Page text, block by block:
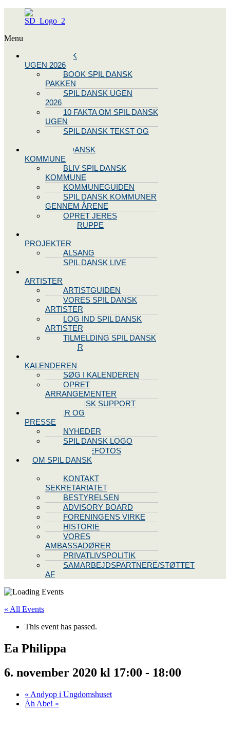
Menu
SPIL DANSK
UGEN 2026
BOOK SPIL DANSK
PAKKEN
SPIL DANSK UGEN
2026
10 FAKTA OM SPIL DANSK
UGEN
SPIL DANSK TEKST OG
BLIV SPIL DANSK
KOMMUNE
BLIV SPIL DANSK
KOMMUNE
KOMMUNEGUIDEN
SPIL DANSK KOMMUNER
GENNEM ÅRENE
OPRET JERES
STYREGRUPPE
PROJEKTER
ALSANG
SPIL DANSK LIVE
ARTISTER
ARTISTGUIDEN
VORES SPIL DANSK
ARTISTER
LOG IND SPIL DANSK
ARTISTER
TILMELDING SPIL DANSK
ARTISTER
KALENDEREN
SØG I KALENDEREN
OPRET
ARRANGEMENTER
TEKNISK SUPPORT
NYHEDER OG
PRESSE
NYHEDER
SPIL DANSK LOGO
PRESSEFOTOS
OM SPIL DANSK
KONTAKT
SEKRETARIATET
BESTYRELSEN
ADVISORY BOARD
FORENINGENS VIRKE
HISTORIE
VORES
AMBASSADØRER
PRIVATLIVSPOLITIK
SAMARBEJDSPARTNERE/STØTTET
AF
« All Events
This event has passed.
Ea Philippa
6. november 2020 kl 17:00 - 18:00
« Andyop i Ungdomshuset
Åh Abe! »